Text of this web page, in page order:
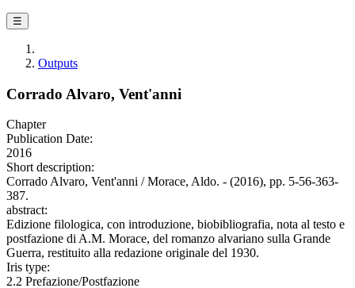
☰
Outputs
Corrado Alvaro, Vent'anni
Chapter
Publication Date:
2016
Short description:
Corrado Alvaro, Vent'anni / Morace, Aldo. - (2016), pp. 5-56-363-
387.
abstract:
Edizione filologica, con introduzione, biobibliografia, nota al testo e
postfazione di A.M. Morace, del romanzo alvariano sulla Grande
Guerra, restituito alla redazione originale del 1930.
Iris type:
2.2 Prefazione/Postfazione